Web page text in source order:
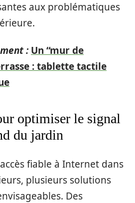
aux problématiques
: Un “mur de
: tablette tactile
optimiser le signal
du jardin
fiable à Internet dans
plusieurs solutions
Des